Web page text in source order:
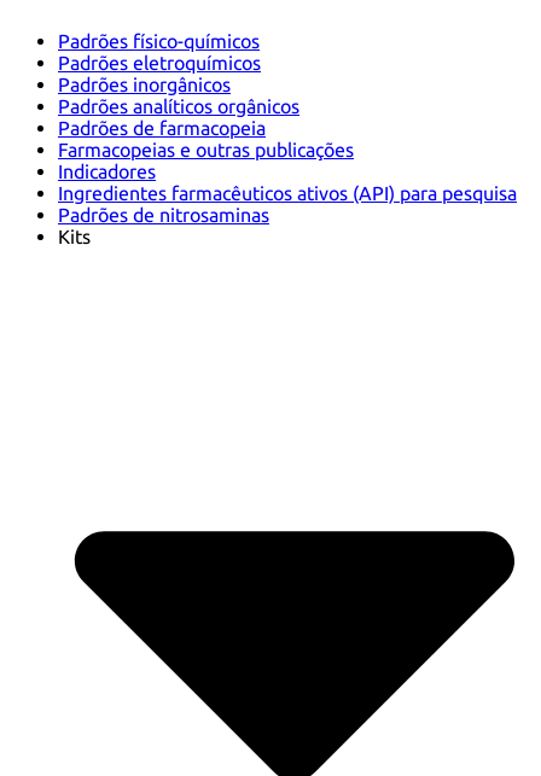
Padrões físico-químicos
Padrões eletroquímicos
Padrões inorgânicos
Padrões analíticos orgânicos
Padrões de farmacopeia
Farmacopeias e outras publicações
Indicadores
Ingredientes farmacêuticos ativos (API) para pesquisa
Padrões de nitrosaminas
Kits